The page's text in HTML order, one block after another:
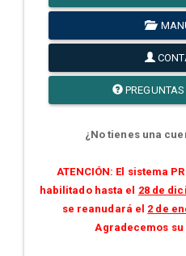
¿No tienes una
ATENCIÓN: El sistema
habilitado hasta el 28 de
se reanudará el 2 de
Agradecemos